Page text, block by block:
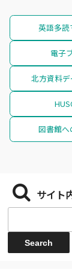
英語多読
電子
北方資料
図書館へ
サイト